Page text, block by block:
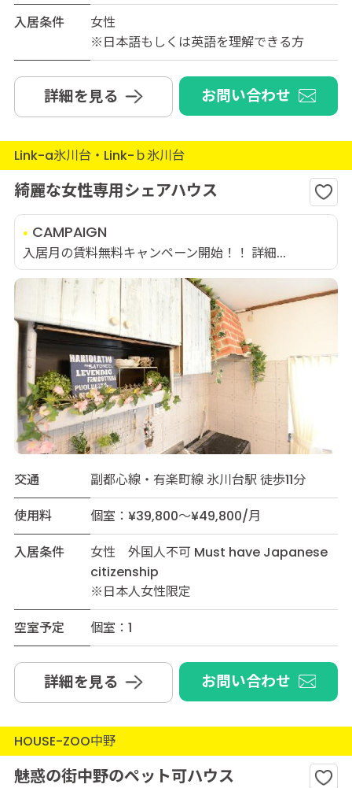
入居条件
女性
※日本語もしくは英語を理解できる方
詳細を見る お問い合わせ
Link-a氷川台・Link-ｂ氷川台
綺麗な女性専用シェアハウス
CAMPAIGN
入居月の賃料無料キャンペーン開始！！ 詳細...
交通
副都心線・有楽町線 氷川台駅 徒歩11分
使用料
個室：¥39,800～¥49,800/月
入居条件
女性 外国人不可 Must have Japanese
citizenship
※日本人女性限定
空室予定
個室：1
詳細を見る お問い合わせ
HOUSE-ZOO中野
魅惑の街中野のペット可ハウス